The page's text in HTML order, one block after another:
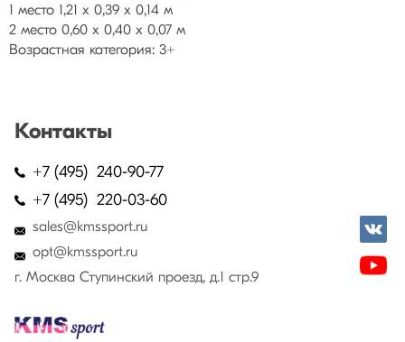
1 место 1,21 х 0,39 х 0,14 м
2 место 0,60 х 0,40 х 0,07 м
Возрастная категория: 3+
Контакты
+7 (495) 240-90-77
+7 (495) 220-03-60
sales@kmssport.ru
opt@kmssport.ru
г. Москва Ступинский проезд, д.1 стр.9